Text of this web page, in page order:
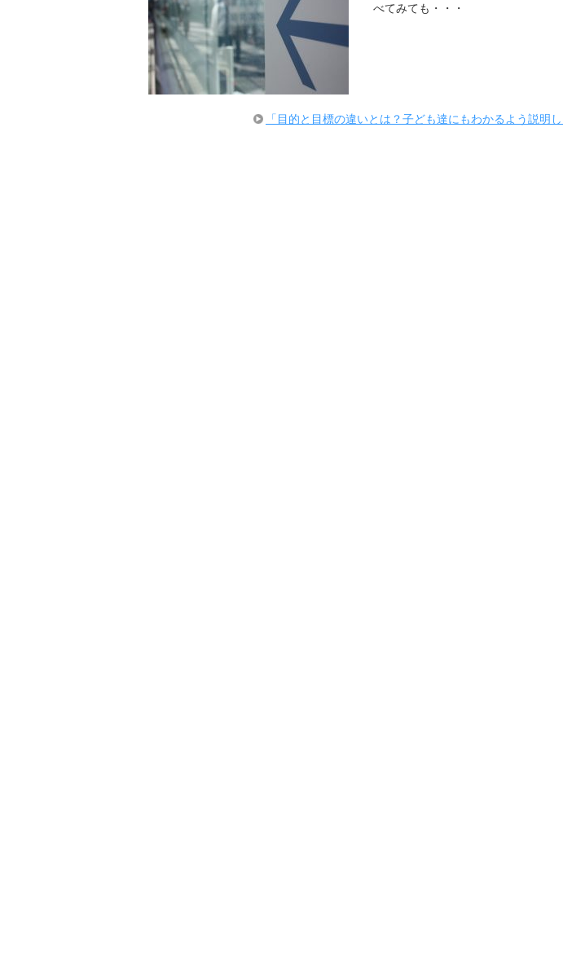
べてみても・・・
「目的と目標の違いとは？子ども達にもわかるよう説明